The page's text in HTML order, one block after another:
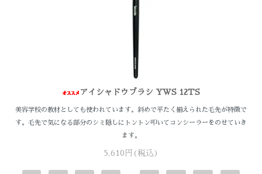
アイシャドウブラシ YWS 12TS
美容学校の教材としても使われています。斜めで平たく揃えられた毛先が特徴で
す。毛先で気になる部分のシミ隠しにトントン叩いてコンシーラーをのせていき
ます。
5,610円(税込)